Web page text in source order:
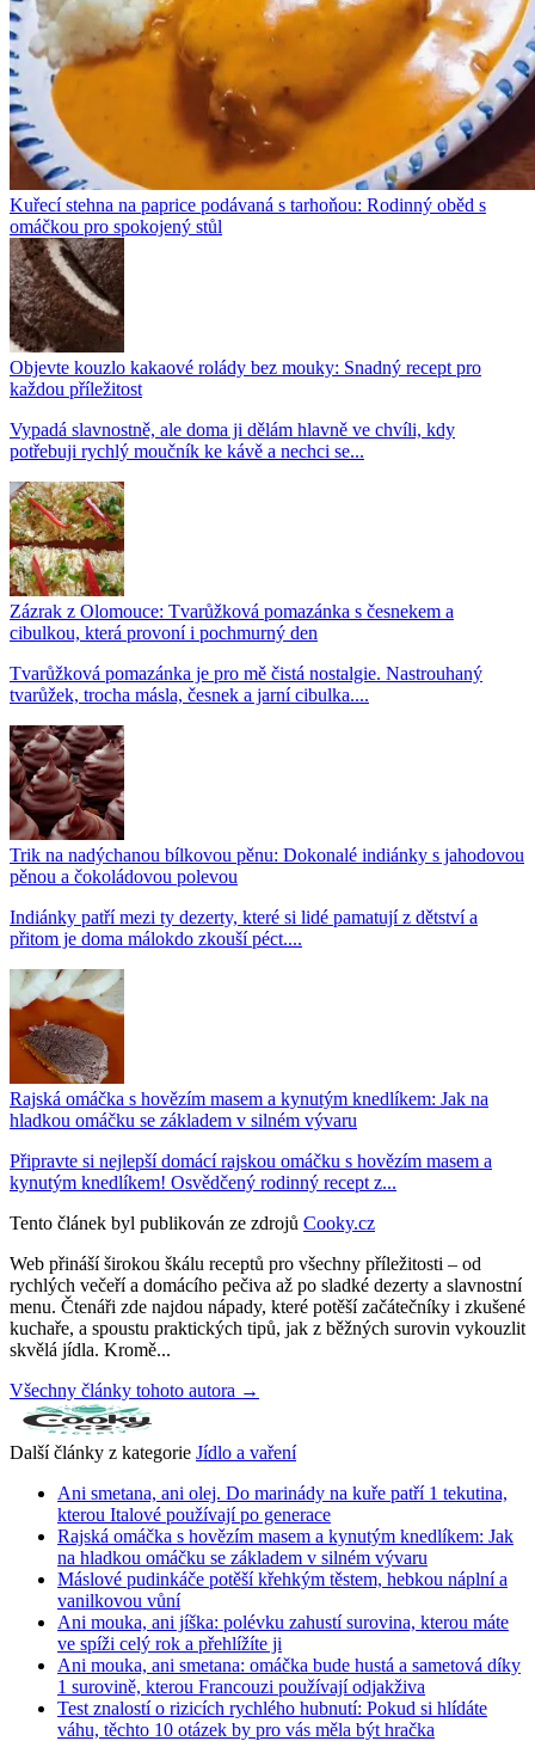
Kuřecí stehna na paprice podávaná s tarhoňou: Rodinný oběd s
omáčkou pro spokojený stůl
Objevte kouzlo kakaové rolády bez mouky: Snadný recept pro
každou příležitost
Vypadá slavnostně, ale doma ji dělám hlavně ve chvíli, kdy
potřebuji rychlý moučník ke kávě a nechci se...
Zázrak z Olomouce: Tvarůžková pomazánka s česnekem a
cibulkou, která provoní i pochmurný den
Tvarůžková pomazánka je pro mě čistá nostalgie. Nastrouhaný
tvarůžek, trocha másla, česnek a jarní cibulka....
Trik na nadýchanou bílkovou pěnu: Dokonalé indiánky s jahodovou
pěnou a čokoládovou polevou
Indiánky patří mezi ty dezerty, které si lidé pamatují z dětství a
přitom je doma málokdo zkouší péct....
Rajská omáčka s hovězím masem a kynutým knedlíkem: Jak na
hladkou omáčku se základem v silném vývaru
Připravte si nejlepší domácí rajskou omáčku s hovězím masem a
kynutým knedlíkem! Osvědčený rodinný recept z...
Tento článek byl publikován ze zdrojů Cooky.cz
Web přináší širokou škálu receptů pro všechny příležitosti – od
rychlých večeří a domácího pečiva až po sladké dezerty a slavnostní
menu. Čtenáři zde najdou nápady, které potěší začátečníky i zkušené
kuchaře, a spoustu praktických tipů, jak z běžných surovin vykouzlit
skvělá jídla. Kromě...
Všechny články tohoto autora →
Další články z kategorie Jídlo a vaření
Ani smetana, ani olej. Do marinády na kuře patří 1 tekutina,
kterou Italové používají po generace
Rajská omáčka s hovězím masem a kynutým knedlíkem: Jak
na hladkou omáčku se základem v silném vývaru
Máslové pudinkáče potěší křehkým těstem, hebkou náplní a
vanilkovou vůní
Ani mouka, ani jíška: polévku zahustí surovina, kterou máte
ve spíži celý rok a přehlížíte ji
Ani mouka, ani smetana: omáčka bude hustá a sametová díky
1 surovině, kterou Francouzi používají odjakživa
Test znalostí o rizicích rychlého hubnutí: Pokud si hlídáte
váhu, těchto 10 otázek by pro vás měla být hračka